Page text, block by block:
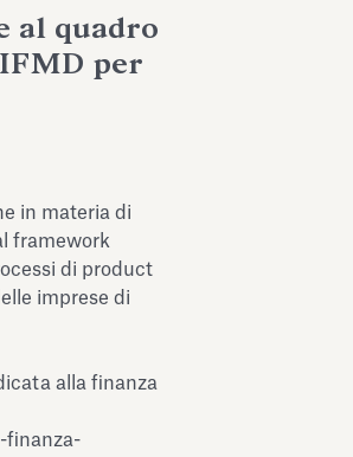
al quadro
per
in materia di
framework
di product
imprese di
alla finanza
finanza-